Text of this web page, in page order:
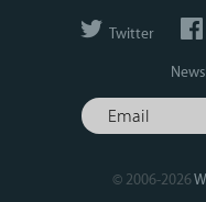
Twitter
© 2006-2026